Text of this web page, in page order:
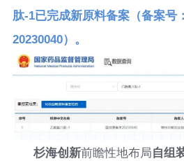
肽-1已完成新原料备案（备案号
20230040）。
杉海创新前瞻性地布局自组